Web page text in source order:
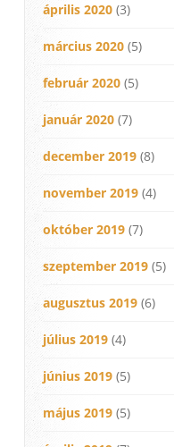
április 2020 (3)
március 2020 (5)
február 2020 (5)
január 2020 (7)
december 2019 (8)
november 2019 (4)
október 2019 (7)
szeptember 2019 (5)
augusztus 2019 (6)
július 2019 (4)
június 2019 (5)
május 2019 (5)